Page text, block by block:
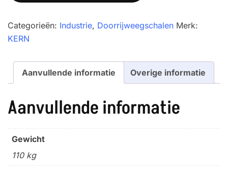
Categorieën: Industrie, Doorrijweegschalen Merk:
KERN
Aanvullende informatie Overige informatie
Aanvullende informatie
Gewicht
110 kg